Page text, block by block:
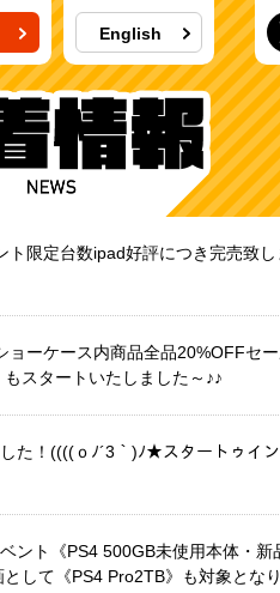
English
限定台数ipad好評につき完売致
ーケース内商品全品20%OFFセ
スタートいたしました～♪♪
た！((((ｏﾉ´3｀)ﾉ★スタートゥイ
ント《PS4 500GB未使用本体・新
して《PS4 Pro2TB》も対象となり